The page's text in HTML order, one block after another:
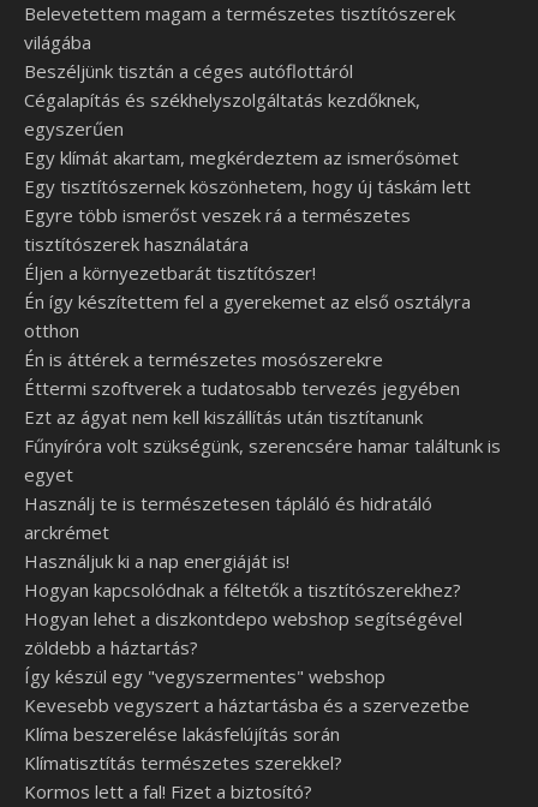
Belevetettem magam a természetes tisztítószerek
világába
Beszéljünk tisztán a céges autóflottáról
Cégalapítás és székhelyszolgáltatás kezdőknek,
egyszerűen
Egy klímát akartam, megkérdeztem az ismerősömet
Egy tisztítószernek köszönhetem, hogy új táskám lett
Egyre több ismerőst veszek rá a természetes
tisztítószerek használatára
Éljen a környezetbarát tisztítószer!
Én így készítettem fel a gyerekemet az első osztályra
otthon
Én is áttérek a természetes mosószerekre
Éttermi szoftverek a tudatosabb tervezés jegyében
Ezt az ágyat nem kell kiszállítás után tisztítanunk
Fűnyíróra volt szükségünk, szerencsére hamar találtunk is
egyet
Használj te is természetesen tápláló és hidratáló
arckrémet
Használjuk ki a nap energiáját is!
Hogyan kapcsolódnak a féltetők a tisztítószerekhez?
Hogyan lehet a diszkontdepo webshop segítségével
zöldebb a háztartás?
Így készül egy "vegyszermentes" webshop
Kevesebb vegyszert a háztartásba és a szervezetbe
Klíma beszerelése lakásfelújítás során
Klímatisztítás természetes szerekkel?
Kormos lett a fal! Fizet a biztosító?